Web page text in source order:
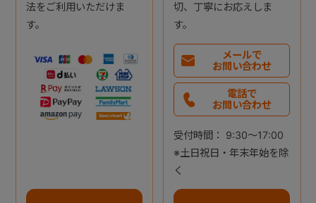
法をご利用いただけま
す。
切、丁寧にお応えしま
す。
メールで
お問い合わせ
電話で
お問い合わせ
受付時間： 9:30～17:00
※土日祝日・年末年始を除
く